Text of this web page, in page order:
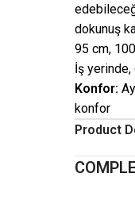
dokunuş
95 cm,
İş yerinde,
Konfor:
konfor
Product